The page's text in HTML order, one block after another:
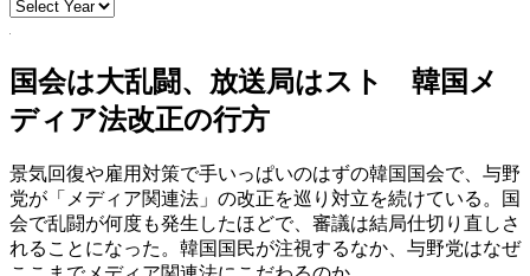
国会は大乱闘、放送局はスト 韓国メ
ディア法改正の行方
景気回復や雇用対策で手いっぱいのはずの韓国国会で、与野
党が「メディア関連法」の改正を巡り対立を続けている。国
会で乱闘が何度も発生したほどで、審議は結局仕切り直しさ
れることになった。韓国国民が注視するなか、与野党はなぜ